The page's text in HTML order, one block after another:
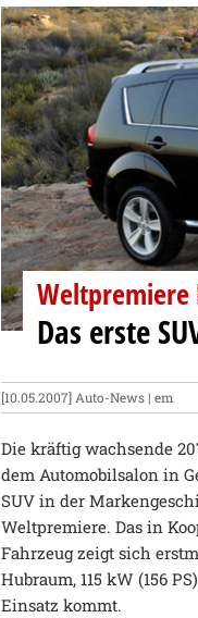
Weltpremiere
Das erste
[10.05.2007]Auto-News | em
Die kräftig wachsende
dem Automobilsalon in
SUV in der
Weltpremiere. Das in
Fahrzeug zeigt sich
Hubraum, 115 kW (156
Einsatz kommt.